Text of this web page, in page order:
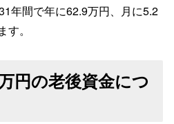
年間で年に62.9万円、月に5.2
。
円の老後資金につ